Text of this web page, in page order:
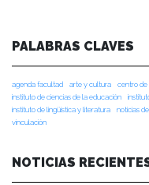
PALABRAS CLAVES
agenda facultad arte y cultura centro de
instituto de ciencias de la educación
instituto de lingüística y literatura
noticias
vinculación
NOTICIAS